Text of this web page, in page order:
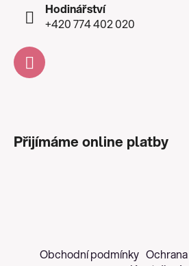
Hodinářství
+420 774 402 020
Přijímáme online platby
Obchodní podmínky